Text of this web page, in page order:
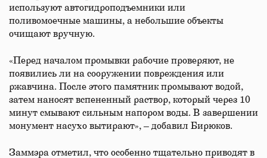
используют автогидроподъемники или
поливомоечные машины, а небольшие объекты
очищают вручную.
«Перед началом промывки рабочие проверяют, не
появились ли на сооружении повреждения или
ржавчина. После этого памятник промывают водой,
затем наносят вспененный раствор, который через 10
минут смывают сильным напором воды. В завершении
монумент насухо вытирают», – добавил Бирюков.
Заммэра отметил, что особенно тщательно приводят в